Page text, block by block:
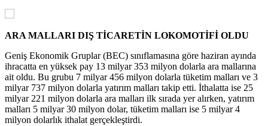
ARA MALLARI DIŞ TİCARETİN LOKOMOTİFİ OLDU
Geniş Ekonomik Gruplar (BEC) sınıflamasına göre haziran ayında
ihracatta en yüksek pay 13 milyar 353 milyon dolarla ara mallarına
ait oldu. Bu grubu 7 milyar 456 milyon dolarla tüketim malları ve 3
milyar 737 milyon dolarla yatırım malları takip etti. İthalatta ise 25
milyar 221 milyon dolarla ara malları ilk sırada yer alırken, yatırım
malları 5 milyar 30 milyon dolar, tüketim malları ise 5 milyar 4
milyon dolarlık ithalat gerçekleştirdi.